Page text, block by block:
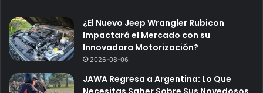
¿El Nuevo Jeep Wrangler Rubicon
Impactará el Mercado con su
Innovadora Motorización?
2026-08-06
JAWA Regresa a Argentina: Lo Que